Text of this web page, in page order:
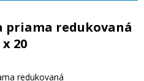
priama redukovaná
x 20
redukovaná